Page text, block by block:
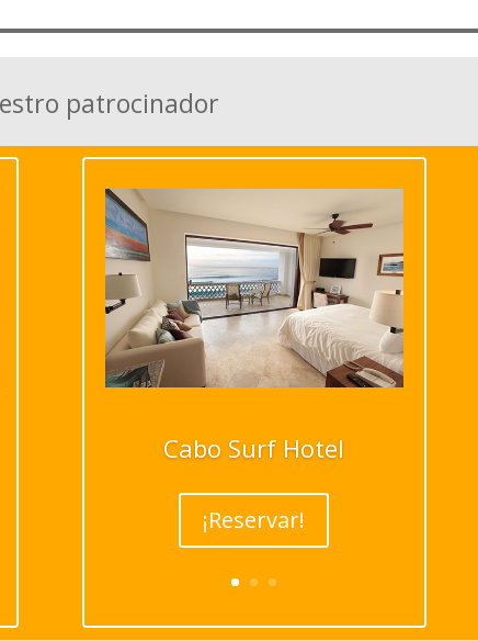
patrocinador
Cabo Surf Hotel
¡Reservar!